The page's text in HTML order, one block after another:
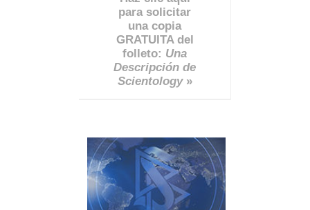
para solicitar
una copia
GRATUITA del
folleto: Una
Descripción de
Scientology»